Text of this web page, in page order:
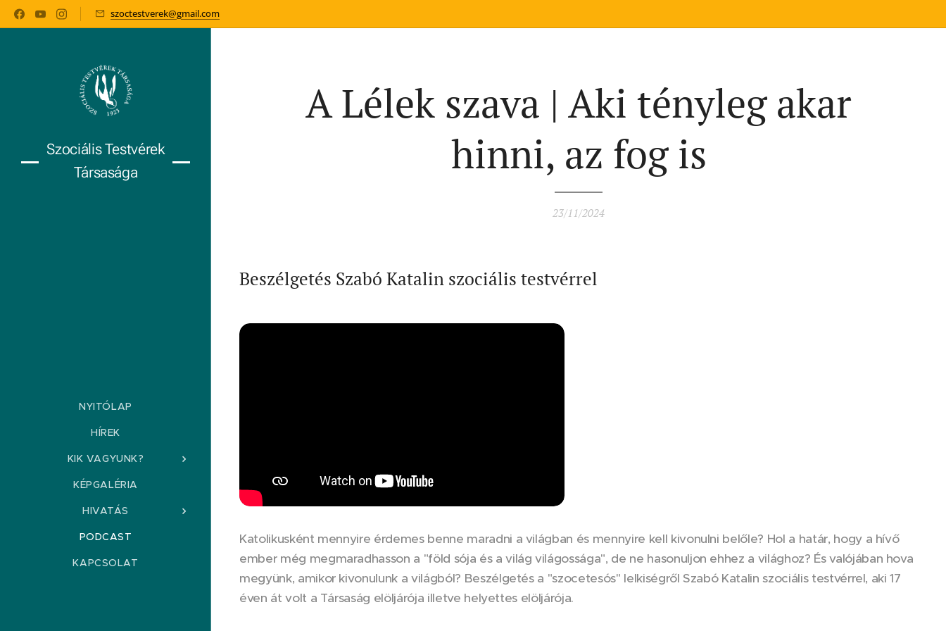
szoctestverek@gmail.com
Szociális Testvérek
Társasága
NYITÓLAP
HÍREK
KIK VAGYUNK?
KÉPGALÉRIA
HIVATÁS
PODCAST
KAPCSOLAT
A Lélek szava | Aki tényleg akar
hinni, az fog is
23/11/2024
Beszélgetés Szabó Katalin szociális testvérrel
Katolikusként mennyire érdemes benne maradni a világban és mennyire kell kivonulni belőle? Hol a határ, hogy a hívő
ember még megmaradhasson a "föld sója és a világ világossága", de ne hasonuljon ehhez a világhoz? És valójában hova
megyünk, amikor kivonulunk a világból? Beszélgetés a "szocetesós" lelkiségről Szabó Katalin szociális testvérrel, aki 17
éven át volt a Társaság elöljárója illetve helyettes elöljárója.